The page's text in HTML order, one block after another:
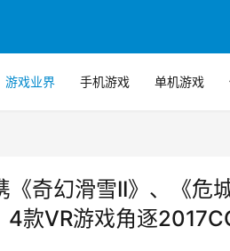
游戏业界 手机游戏 单机游戏
奇幻滑雪II》、《危
4款VR游戏角逐